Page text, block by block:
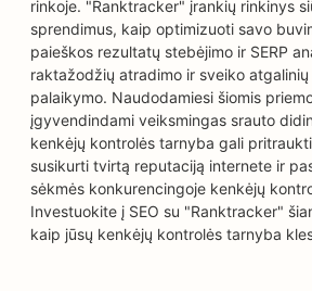
rinkoje. "Ranktracker" įrankių rinkinys
sprendimus, kaip optimizuoti savo
paieškos rezultatų stebėjimo ir SERP
raktažodžių atradimo ir sveiko
palaikymo. Naudodamiesi šiomis
įgyvendindami veiksmingas srauto
kenkėjų kontrolės tarnyba gali
susikurti tvirtą reputaciją internete ir
sėkmės konkurencingoje kenkėjų
Investuokite į SEO su "Ranktracker"
kaip jūsų kenkėjų kontrolės tarnyba